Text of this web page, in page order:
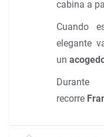
cabina a
Cuando
elegante
un
recorre